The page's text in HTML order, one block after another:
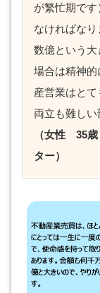
が繁忙期で
なければな
数億という
場合は精神
産営業はと
両立も難しい
（女性 35
ター）